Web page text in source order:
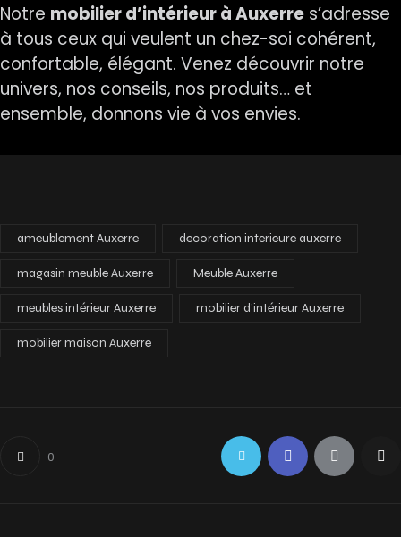
Notre mobilier d’intérieur à Auxerre s’adresse
à tous ceux qui veulent un chez-soi cohérent,
confortable, élégant. Venez découvrir notre
univers, nos conseils, nos produits… et
ensemble, donnons vie à vos envies.
ameublement Auxerre decoration interieure auxerre
magasin meuble Auxerre Meuble Auxerre
meubles intérieur Auxerre mobilier d’intérieur Auxerre
mobilier maison Auxerre
0